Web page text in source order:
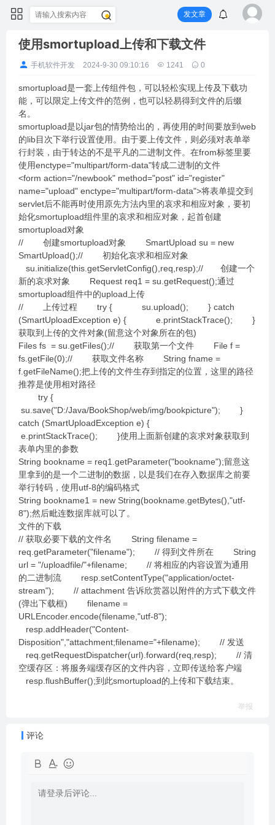
发文章
使用smortupload上传和下载文件
手机软件开发 2024-9-30 09:10:16 1241 0
smortupload是一套上传组件包，可以轻松实现上传及下载功
能，可以限定上传文件的范例，也可以轻易得到文件的后缀
名。
smortupload是以jar包的情势给出的，再使用的时间要放到web
的lib目次下举行设置使用。由于要上传文件，则必须对表单举
行封装，由于转达的不是平凡的二进制文件。在from标签里要
使用enctype="multipart/form-data"转成二进制的文件
<form action="/newbook" method="post" id="register"
name="upload" enctype="multipart/form-data">将表单提交到
servlet后不能再时使用原先方法内里的哀求和相应对象，要初
始化smortupload组件里的哀求和相应对象，起首创建
smortupload对象
// 创建smortupload对象 SmartUpload su = new
SmartUpload();// 初始化哀求和相应对象
su.initialize(this.getServletConfig(),req,resp);// 创建一个
新的哀求对象 Request req1 = su.getRequest();通过
smortupload组件中的upload上传
// 上传过程 try { su.upload(); } catch
(SmartUploadException e) { e.printStackTrace(); }
获取到上传的文件对象(留意这个对象所在的包)
Files fs = su.getFiles();// 获取第一个文件 File f =
fs.getFile(0);// 获取文件名称 String fname =
f.getFileName();把上传的文件生存到指定的位置，这里的路径
推荐是使用相对路径
try {
su.save("D:/Java/BookShop/web/img/bookpicture"); }
catch (SmartUploadException e) {
e.printStackTrace(); }使用上面新创建的哀求对象获取到
表单内里的参数
String bookname = req1.getParameter("bookname");留意这
里拿到的是一个二进制的数据，以是我们在存入数据库之前要
举行转码，使用utf-8的编码格式
String bookname1 = new String(bookname.getBytes(),"utf-
8");然后毗连数据库就可以了。
文件的下载
// 获取必要下载的文件名 String filename =
req.getParameter("filename"); // 得到文件所在 String
url = "/uploadfile/"+filename; // 将相应的内容设置为通用
的二进制流 resp.setContentType("application/octet-
stream"); // attachment 告诉欣赏器以附件的方式下载文件
(弹出下载框) filename =
URLEncoder.encode(filename,"utf-8");
resp.addHeader("Content-
Disposition","attachment;filename="+filename); // 发送
req.getRequestDispatcher(url).forward(req,resp); // 清
空缓存区：将服务端缓存区的文件内容，立即传送给客户端
resp.flushBuffer();到此smortupload的上传和下载结束。
举报
评论